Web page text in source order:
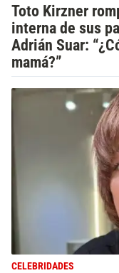
Toto Kirzner
interna de sus
Adrián Suar:
mamá?”
CELEBRIDADES